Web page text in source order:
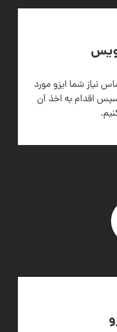
نیاز شما ایزو مورد
اقدام به اخذ آن